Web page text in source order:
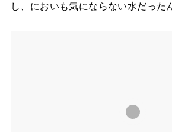
し、においも気にならない水だった